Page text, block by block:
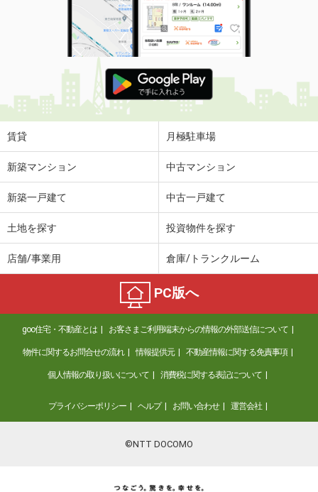
賃貸 月極駐車場
新築マンション 中古マンション
新築一戸建て 中古一戸建て
土地を探す 投資物件を探す
店舗/事業用 倉庫/トランクルーム
PC版へ
goo住宅・不動産とは お客さまご利用端末からの情報の外部送信について
物件に関するお問合せの流れ 情報提供元 不動産情報に関する免責事項
個人情報の取り扱いについて 消費税に関する表記について
プライバシーポリシー ヘルプ お問い合わせ 運営会社
©NTT DOCOMO